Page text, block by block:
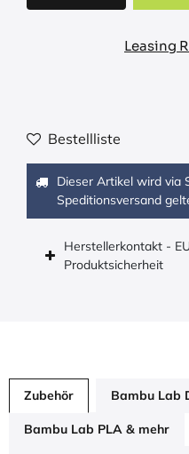
Leasing
Bestellliste
Dieser Artikel wird via
Speditionsversand
Herstellerkontakt -
Produktsicherheit
Zubehör Bambu Lab
Bambu Lab PLA & mehr